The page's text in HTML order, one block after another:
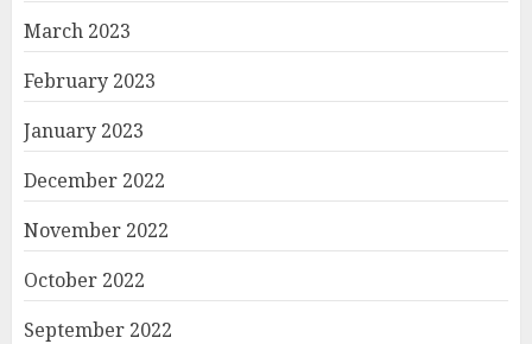
March 2023
February 2023
January 2023
December 2022
November 2022
October 2022
September 2022